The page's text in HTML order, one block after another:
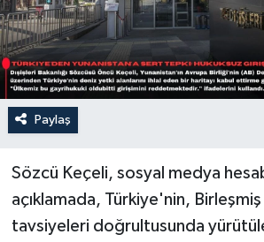
Paylaş
Sözcü Keçeli, sosyal medya
açıklamada, Türkiye'nin,
tavsiyeleri doğrultusunda